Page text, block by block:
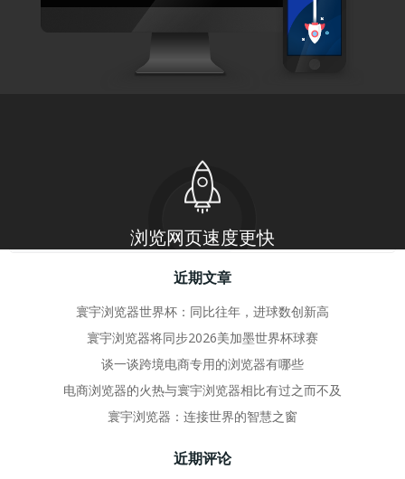
在百度搜索关键词时，为什么会出现安全中
近期文章
寰宇浏览器世界杯：同比往年，进球数创新高
寰宇浏览器将同步2026美加墨世界杯球赛
谈一谈跨境电商专用的浏览器有哪些
电商浏览器的火热与寰宇浏览器相比有过之而不及
寰宇浏览器：连接世界的智慧之窗
近期评论